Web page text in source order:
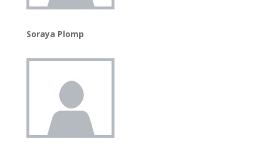
Soraya Plomp